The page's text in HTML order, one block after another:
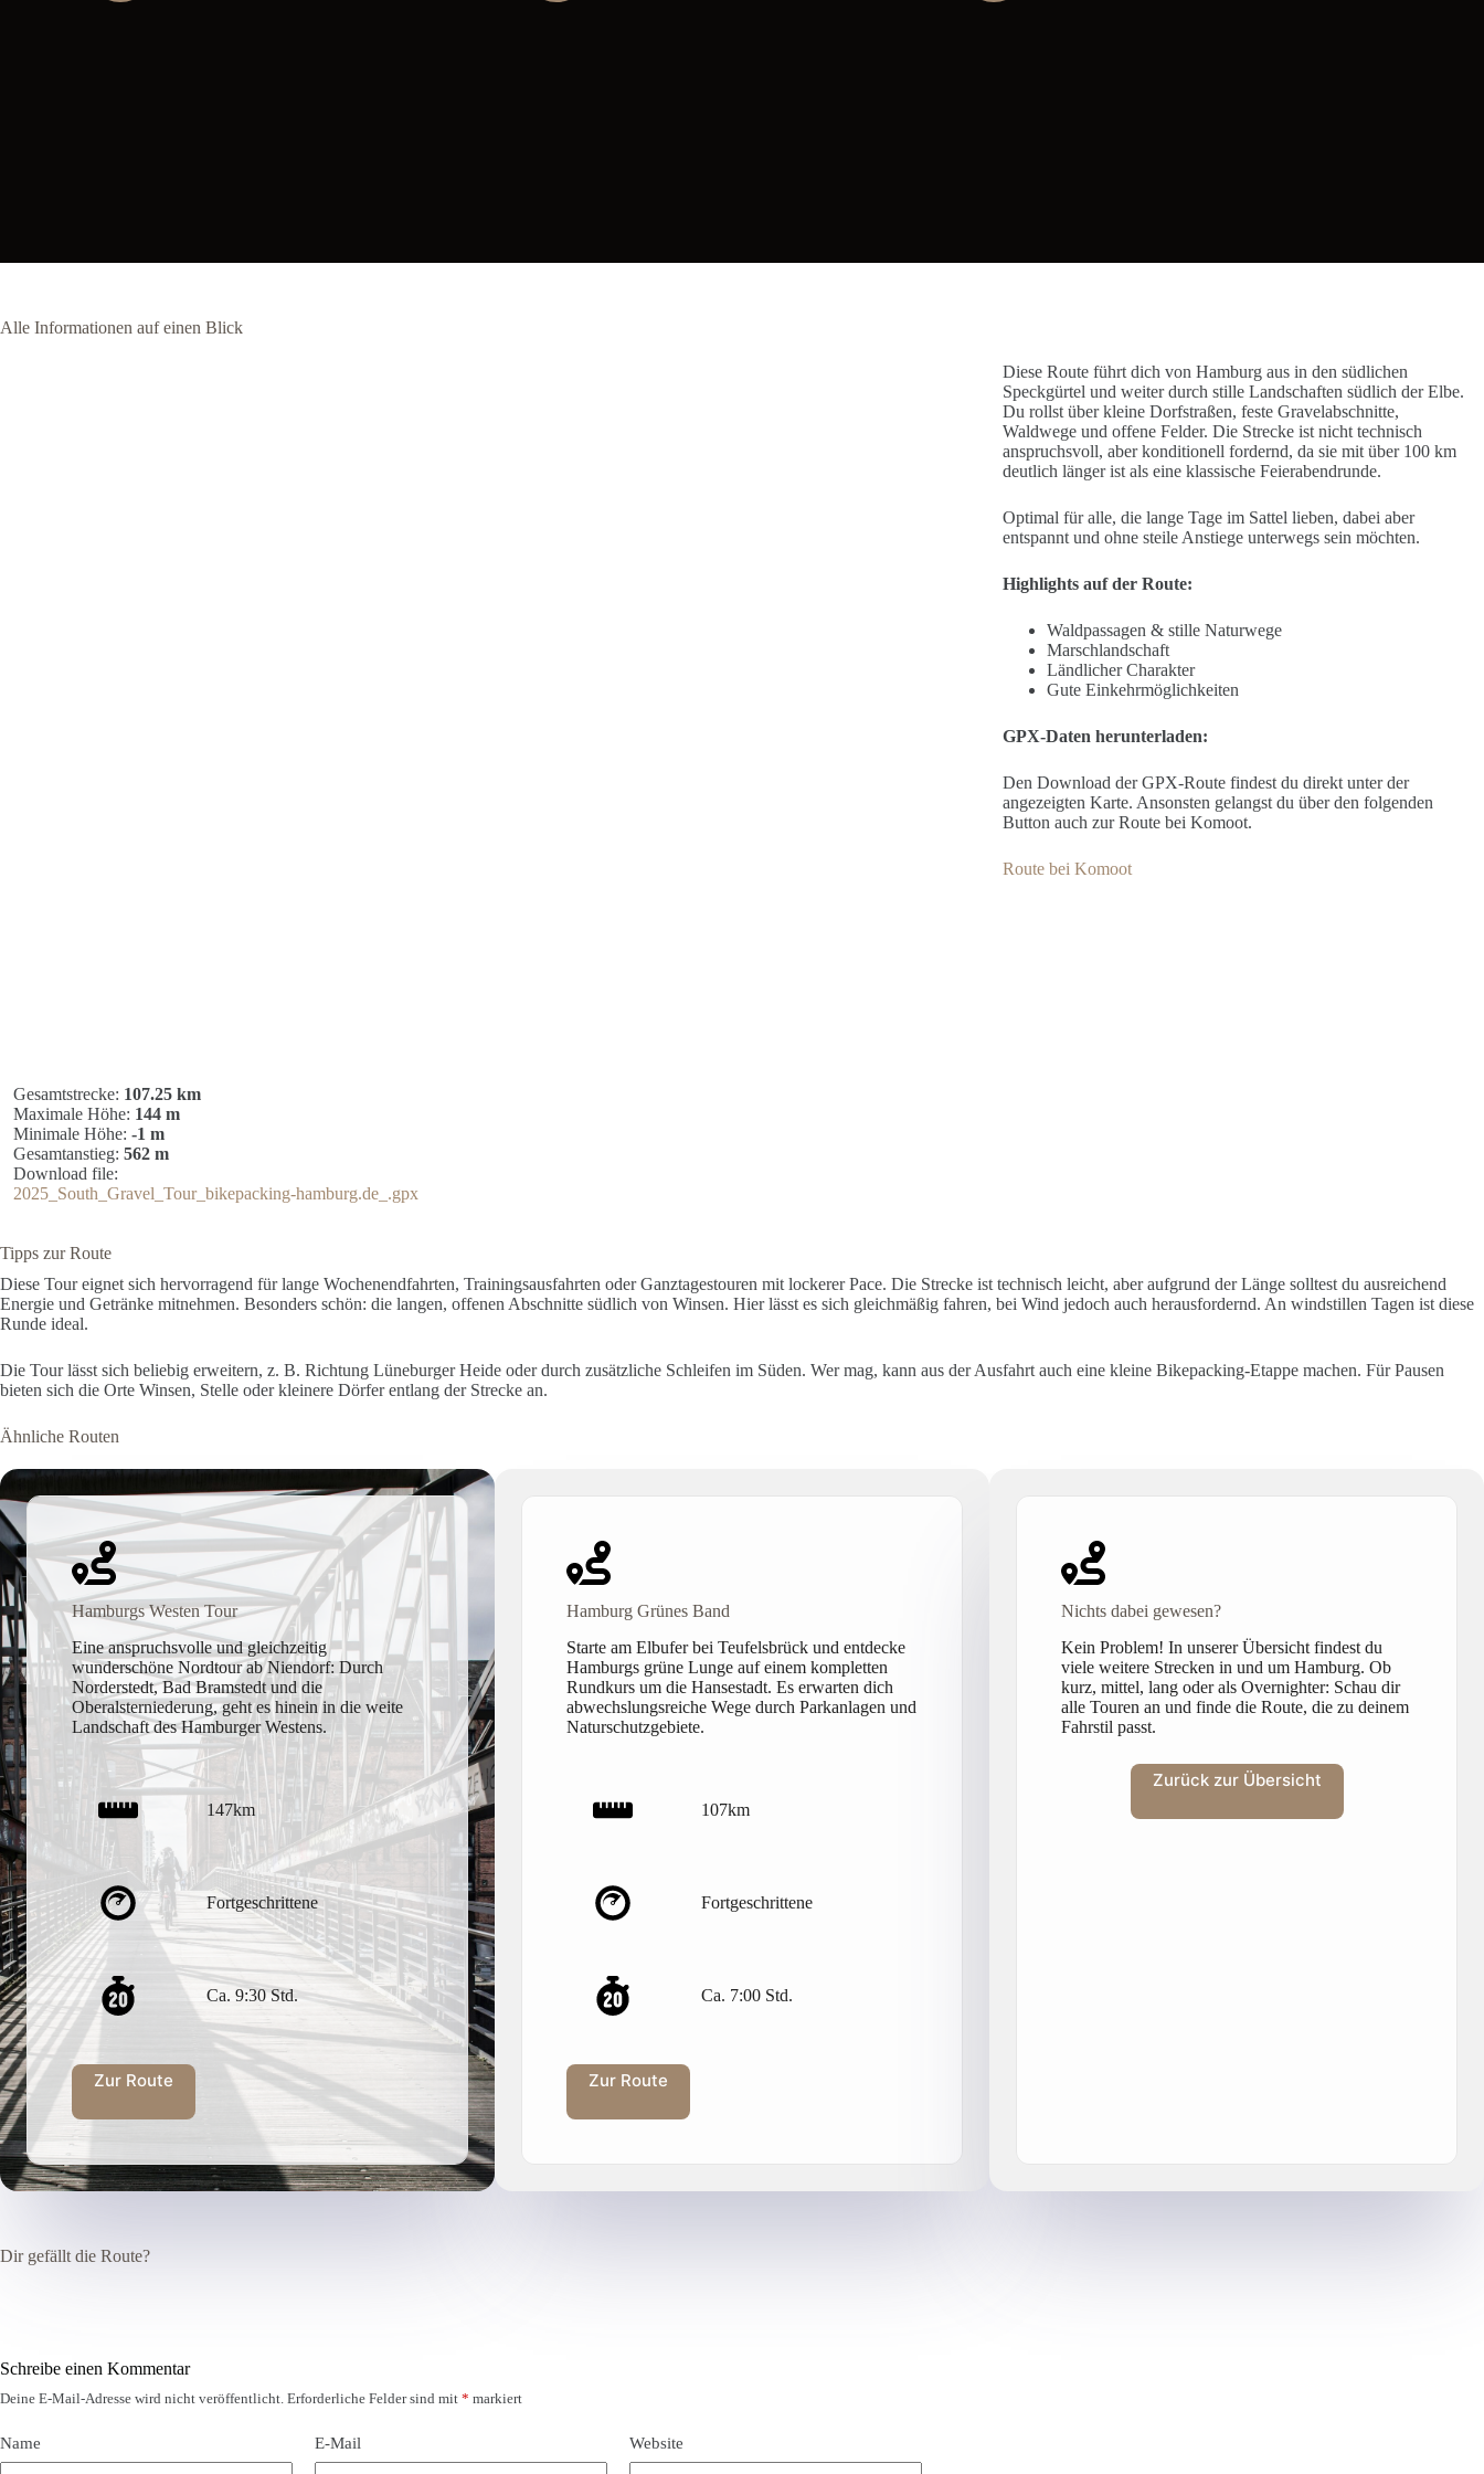
Alle Informationen auf einen Blick
Gesamtstrecke: 107.25 km
Maximale Höhe: 144 m
Minimale Höhe: -1 m
Gesamtanstieg: 562 m
Download file:
2025_South_Gravel_Tour_bikepacking-hamburg.de_.gpx
Diese Route führt dich von Hamburg aus in den südlichen
Speckgürtel und weiter durch stille Landschaften südlich der Elbe.
Du rollst über kleine Dorfstraßen, feste Gravelabschnitte,
Waldwege und offene Felder. Die Strecke ist nicht technisch
anspruchsvoll, aber konditionell fordernd, da sie mit über 100 km
deutlich länger ist als eine klassische Feierabendrunde.
Optimal für alle, die lange Tage im Sattel lieben, dabei aber
entspannt und ohne steile Anstiege unterwegs sein möchten.
Highlights auf der Route:
Waldpassagen & stille Naturwege
Marschlandschaft
Ländlicher Charakter
Gute Einkehrmöglichkeiten
GPX-Daten herunterladen:
Den Download der GPX-Route findest du direkt unter der
angezeigten Karte. Ansonsten gelangst du über den folgenden
Button auch zur Route bei Komoot.
Route bei Komoot
Tipps zur Route
Diese Tour eignet sich hervorragend für lange Wochenendfahrten, Trainingsausfahrten oder Ganztagestouren mit lockerer Pace. Die Strecke ist technisch leicht, aber aufgrund der Länge solltest du ausreichend
Energie und Getränke mitnehmen. Besonders schön: die langen, offenen Abschnitte südlich von Winsen. Hier lässt es sich gleichmäßig fahren, bei Wind jedoch auch herausfordernd. An windstillen Tagen ist diese
Runde ideal.
Die Tour lässt sich beliebig erweitern, z. B. Richtung Lüneburger Heide oder durch zusätzliche Schleifen im Süden. Wer mag, kann aus der Ausfahrt auch eine kleine Bikepacking-Etappe machen. Für Pausen
bieten sich die Orte Winsen, Stelle oder kleinere Dörfer entlang der Strecke an.
Ähnliche Routen
Hamburgs Westen Tour
Eine anspruchsvolle und gleichzeitig
wunderschöne Nordtour ab Niendorf: Durch
Norderstedt, Bad Bramstedt und die
Oberalsterniederung, geht es hinein in die weite
Landschaft des Hamburger Westens.
147km
Fortgeschrittene
Ca. 9:30 Std.
Zur Route
Hamburg Grünes Band
Starte am Elbufer bei Teufelsbrück und entdecke
Hamburgs grüne Lunge auf einem kompletten
Rundkurs um die Hansestadt. Es erwarten dich
abwechslungsreiche Wege durch Parkanlagen und
Naturschutzgebiete.
107km
Fortgeschrittene
Ca. 7:00 Std.
Zur Route
Nichts dabei gewesen?
Kein Problem! In unserer Übersicht findest du
viele weitere Strecken in und um Hamburg. Ob
kurz, mittel, lang oder als Overnighter: Schau dir
alle Touren an und finde die Route, die zu deinem
Fahrstil passt.
Zurück zur Übersicht
Dir gefällt die Route?
Schreibe einen Kommentar
Deine E-Mail-Adresse wird nicht veröffentlicht. Erforderliche Felder sind mit * markiert
Name E-Mail Website